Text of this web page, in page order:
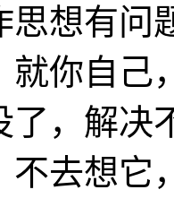
思想有问
就你自己
了，解决
不去想它